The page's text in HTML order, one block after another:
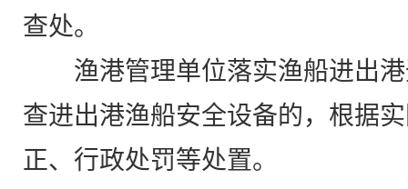
查处。
渔港管理单位落实渔船进出
查进出港渔船安全设备的，根据
正、行政处罚等处置。